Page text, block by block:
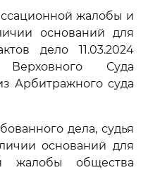
жалобы и
оснований для
дело 11.03.2024
Верховного Суда
Арбитражного суда
дела, судья
оснований для
жалобы общества